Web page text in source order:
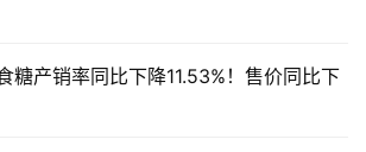
糖产销率同比下降11.53%！售价同比下